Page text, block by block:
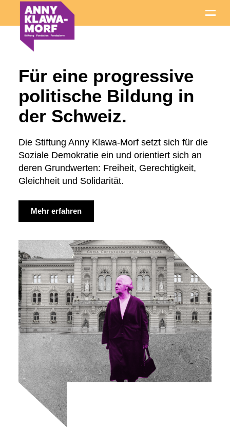
Für eine progressive
politische Bildung in
der Schweiz.
Die Stiftung Anny Klawa-Morf setzt sich für die
Soziale Demokratie ein und orientiert sich an
deren Grundwerten: Freiheit, Gerechtigkeit,
Gleichheit und Solidarität.
Mehr erfahren